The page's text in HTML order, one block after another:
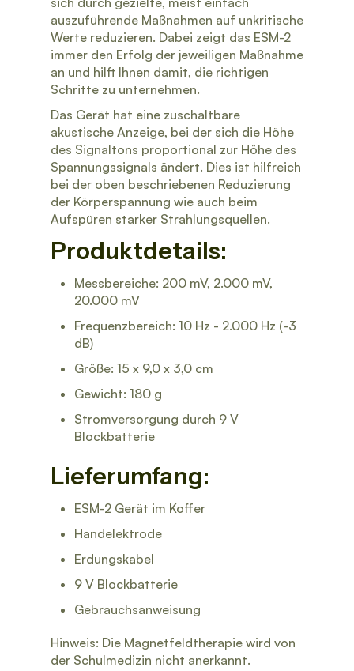
auszuführende Maßnahmen auf unkritische
Werte reduzieren. Dabei zeigt das ESM-2
immer den Erfolg der jeweiligen Maßnahme
an und hilft Ihnen damit, die richtigen
Schritte zu unternehmen.
Das Gerät hat eine zuschaltbare
akustische Anzeige, bei der sich die Höhe
des Signaltons proportional zur Höhe des
Spannungssignals ändert. Dies ist hilfreich
bei der oben beschriebenen Reduzierung
der Körperspannung wie auch beim
Aufspüren starker Strahlungsquellen.
Produktdetails:
Messbereiche: 200 mV, 2.000 mV,
20.000 mV
Frequenzbereich: 10 Hz - 2.000 Hz (-3
dB)
Größe: 15 x 9,0 x 3,0 cm
Gewicht: 180 g
Stromversorgung durch 9 V
Blockbatterie
Lieferumfang:
ESM-2 Gerät im Koffer
Handelektrode
Erdungskabel
9 V Blockbatterie
Gebrauchsanweisung
Hinweis: Die Magnetfeldtherapie wird von
der Schulmedizin nicht anerkannt.